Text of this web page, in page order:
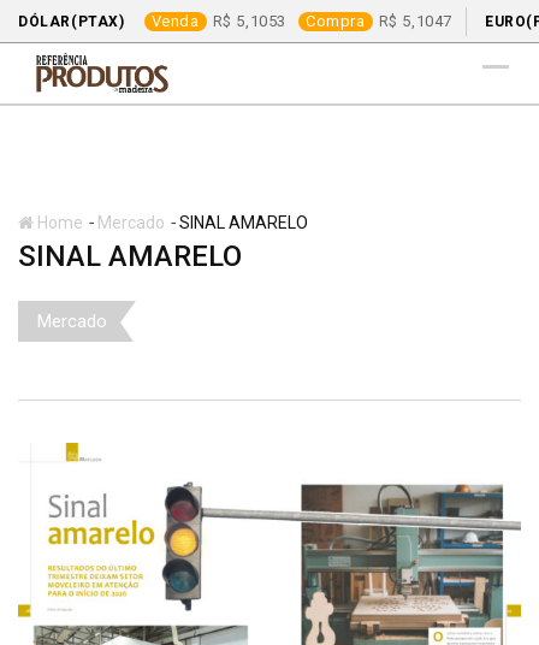
DÓLAR(PTAX) Venda 5,1053 Compra 5,1047
Home - Mercado -SINAL AMARELO
SINAL AMARELO
Mercado